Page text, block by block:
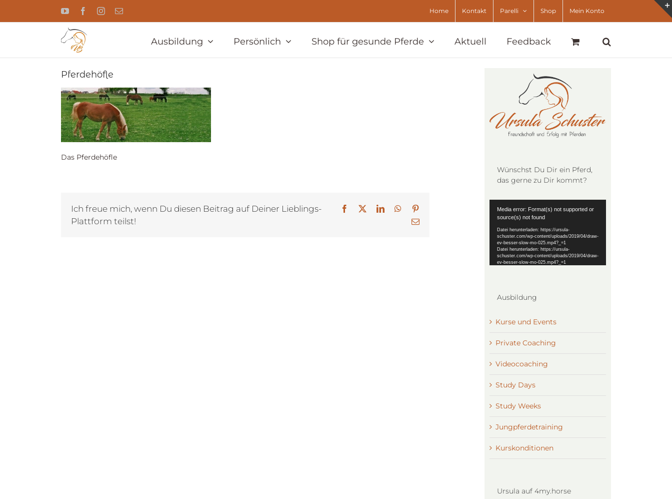
springen
YouTubeFacebookInstagram
E-
Home Kontakt Parelli Shop Mein Konto
Ausbildung Persönlich Shop für gesunde Pferde Aktuell Feedback
Pferdehöfle
Das Pferdehöfle
Ich freue mich, wenn Du diesen Beitrag auf Deiner Lieblings-
Plattform teilst!
Facebook LinkedInWhatsApp
E-
Wünschst Du Dir ein Pferd,
das gerne zu Dir kommt?
Player
Media error: Format(s) not supported or
source(s) not found
Datei herunterladen: https://ursula-
schuster.com/wp-content/uploads/2019/04/draw-
ev-besser-slow-mo-025.mp4?_=1
Datei herunterladen: https://ursula-
schuster.com/wp-content/uploads/2019/04/draw-
ev-besser-slow-mo-025.mp4?_=1
Ausbildung
Kurse und Events
Private Coaching
Videocoaching
Study Days
Study Weeks
Jungpferdetraining
Kurskonditionen
Ursula auf 4my.horse